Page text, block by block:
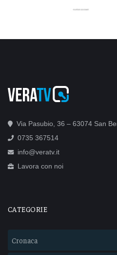
Via Pasubio, 36 – 63074 San
0735 367514
info@veratv.it
Lavora con noi
CATEGORIE
Cronaca